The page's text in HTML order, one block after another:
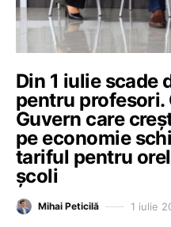
Din 1 iulie scade
pentru profesori.
Guvern care
pe economie
tariful pentru
școli
Mihai Peticilă 1 iulie